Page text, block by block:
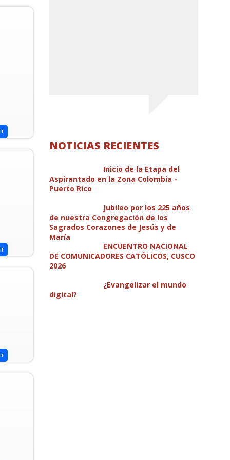
se
Nuestra
NOTICIAS RECIENTES
Inicio de la Etapa del
Aspirantado en la Zona Colombia -
Puerto Rico
Jubileo por los 225 años
de nuestra Congregación de los
Sagrados Corazones de Jesús y de
María
ENCUENTRO NACIONAL
DE COMUNICADORES CATÓLICOS, CUSCO
2026
¿Evangelizar el mundo
digital?